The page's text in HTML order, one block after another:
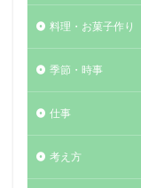
料理・お菓子作り
季節・時事
仕事
考え方